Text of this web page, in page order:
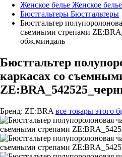
Женское белье Женское белье
Бюстгальтеры Бюстгальтеры
Бюстгальтер
съемными стрепами
обж.миндаль
Бюстгальтер
каркасах со
Бренд: ZE:BRA все товары этого